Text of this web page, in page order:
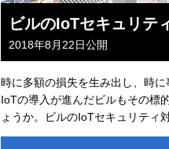
ビルのIoTセキュリテ
2018年8月22日公開
時に多額の損失を生み出し、時
IoTの導入が進んだビルもその標
ょうか。ビルのIoTセキュリティ